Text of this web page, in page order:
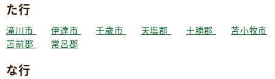
た行
滝川市 伊達市 千歳市 天塩郡 十勝郡
苫小牧市
苫前郡
常呂郡
な行